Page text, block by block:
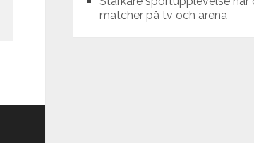
matcher på tv och arena